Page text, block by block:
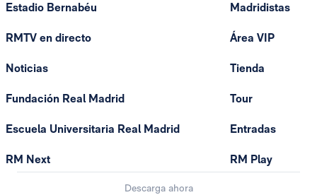
Estadio Bernabéu
RMTV en directo
Noticias
Fundación Real Madrid
Escuela Universitaria Real Madrid
RM Next
Madridistas
Área VIP
Tienda
Tour
Entradas
RM Play
Descarga ahora